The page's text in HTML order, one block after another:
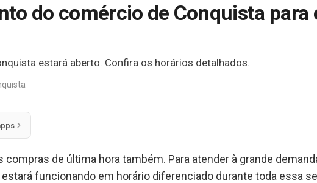
do comércio de Conquista para
estará aberto. Confira os horários detalhados.
de última hora também. Para atender à grande
funcionando em horário diferenciado durante toda essa